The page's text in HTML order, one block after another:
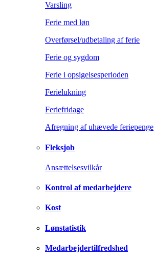
Varsling
Ferie med løn
Overførsel/udbetaling af ferie
Ferie og sygdom
Ferie i opsigelsesperioden
Ferielukning
Feriefridage
Afregning af uhævede feriepenge
Fleksjob
Ansættelsesvilkår
Kontrol af medarbejdere
Kost
Lønstatistik
Medarbejdertilfredshed